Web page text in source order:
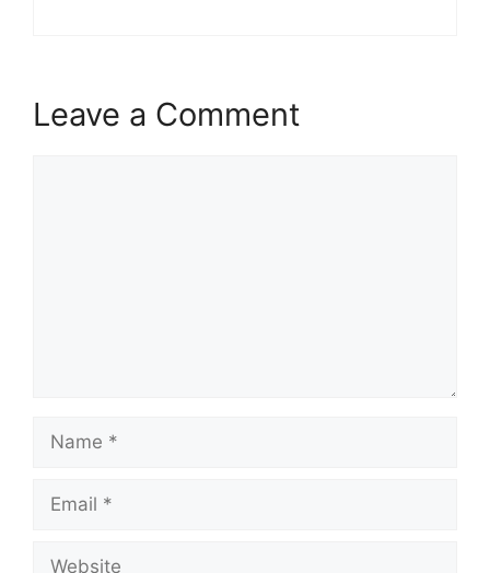
Leave a Comment
Name
Email
Website